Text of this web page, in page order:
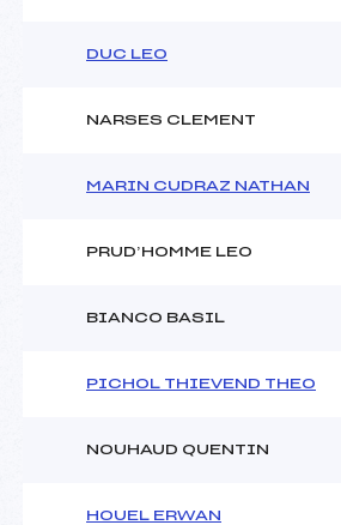
DUC LEO
NARSES CLEMENT
MARIN CUDRAZ NATHAN
PRUD’HOMME LEO
BIANCO BASIL
PICHOL THIEVEND THEO
NOUHAUD QUENTIN
HOUEL ERWAN